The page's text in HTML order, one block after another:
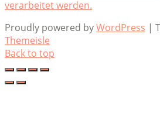
verarbeitet werden.
Proudly powered byWordPress |
Themeisle
Back to top